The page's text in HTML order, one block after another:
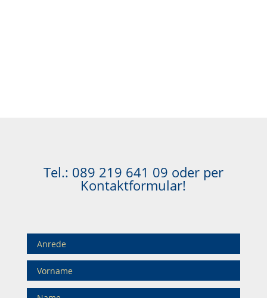
Tel.: 089 219 641 09 oder per
Kontaktformular!